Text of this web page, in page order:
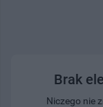
Brak
Niczego nie